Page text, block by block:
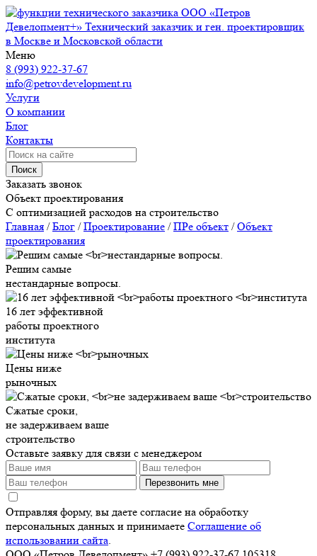
ООО «Петров
Девелопмент+» Технический заказчик и ген. проектировщик
в Москве и Московской области
Меню
8 (993) 922-37-67
info@petrovdevelopment.ru
Услуги
О компании
Блог
Контакты
Поиск
Заказать звонок
Объект проектирования
С оптимизацией расходов на строительство
Главная /Блог /Проектирование /ПРе объект /Объект
проектирования
Решим самые
нестандарные вопросы.
16 лет эффективной
работы проектного
института
Цены ниже
рыночных
Сжатые сроки,
не задерживаем ваше
строительство
Оставьте заявку для связи с менеджером
Перезвонить мне
Отправляя форму, вы даете согласие на обработку
персональных данных и принимаете Соглашение об
использовании сайта.